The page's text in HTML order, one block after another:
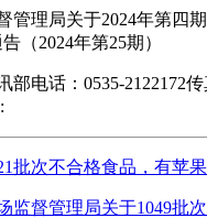
理局关于2024年第四期
（2024年第25期）
电话：0535-2122172传
批次不合格食品，有苹
监督管理局关于1049批